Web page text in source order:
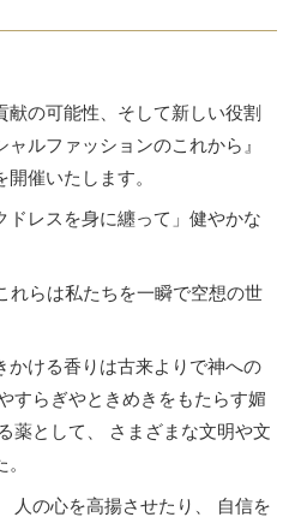
献の可能性、そして新しい役割
ルファッションのこれから』
催いたします。
ドレスを身に纏って」健やかな
れらは私たちを一瞬で空想の世
かける香りは古来よりで神への
すらぎやときめきをもたらす媚
薬として、 さまざまな文明や文
。
人の心を高揚させたり、 自信を